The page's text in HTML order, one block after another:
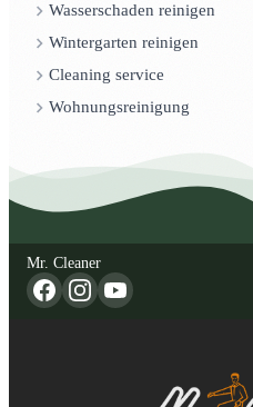
Wasserschaden reinigen
Wintergarten reinigen
Cleaning service
Wohnungsreinigung
Mr. Cleaner